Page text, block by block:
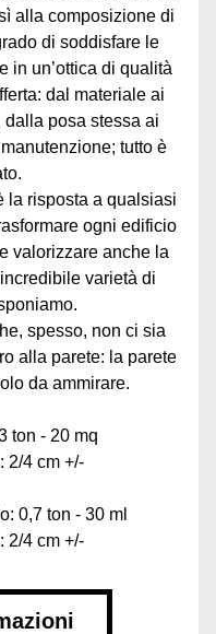
alla composizione di
di soddisfare le
in un’ottica di qualità
dal materiale ai
dalla posa stessa ai
tutto è
la risposta a qualsiasi
ogni edificio
valorizzare anche la
varietà di
spesso, non ci sia
alla parete: la parete
da ammirare.
ton - 20 mq
2/4 cm +/-
0,7 ton - 30 ml
2/4 cm +/-